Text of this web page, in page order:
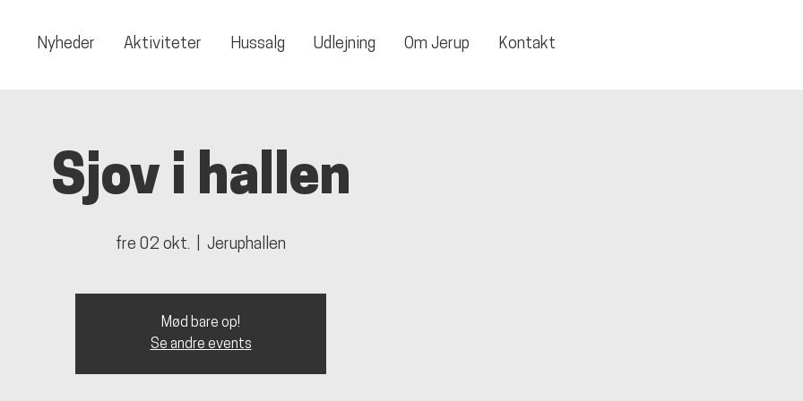
Nyheder Aktiviteter Hussalg Udlejning Om Jerup Kontakt
Sjov i hallen
fre 02 okt. Jeruphallen
Mød bare op!
Se andre events